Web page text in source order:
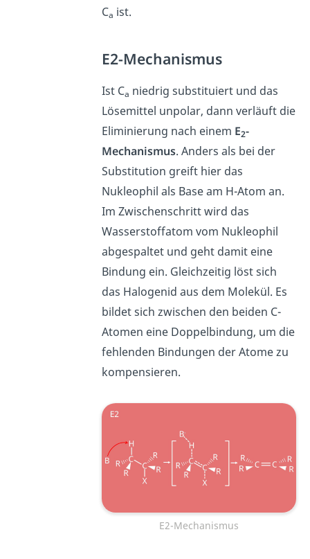
Ca ist.
E2-Mechanismus
Ist Ca niedrig substituiert und das
Lösemittel unpolar, dann verläuft die
Eliminierung nach einem E2-
Mechanismus. Anders als bei der
Substitution greift hier das
Nukleophil als Base am H-Atom an.
Im Zwischenschritt wird das
Wasserstoffatom vom Nukleophil
abgespaltet und geht damit eine
Bindung ein. Gleichzeitig löst sich
das Halogenid aus dem Molekül. Es
bildet sich zwischen den beiden C-
Atomen eine Doppelbindung, um die
fehlenden Bindungen der Atome zu
kompensieren.
E2-Mechanismus